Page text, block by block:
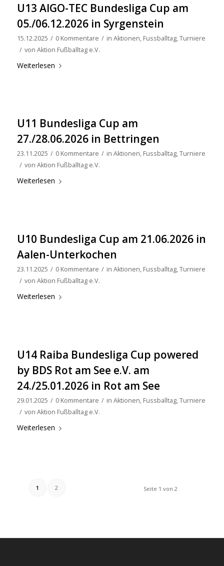
U13 AIGO-TEC Bundesliga Cup am
05./06.12.2026 in Syrgenstein
15.12.2025 / 0 Kommentare / in Aktionen, Fussballtag,Turniere
/ von Aktion Fußballtag e.V.
Weiterlesen
U11 Bundesliga Cup am
27./28.06.2026 in Bettringen
23.11.2025 / 0 Kommentare / in Aktionen, Fussballtag,Turniere
/ von Aktion Fußballtag e.V.
Weiterlesen
U10 Bundesliga Cup am 21.06.2026 in
Aalen-Unterkochen
23.11.2025 / 0 Kommentare / in Aktionen, Fussballtag,Turniere
/ von Aktion Fußballtag e.V.
Weiterlesen
U14 Raiba Bundesliga Cup powered
by BDS Rot am See e.V. am
24./25.01.2026 in Rot am See
29.01.2025 / 0 Kommentare / in Aktionen, Fussballtag,Turniere
/ von Aktion Fußballtag e.V.
Weiterlesen
Seite 1 von 2
1 2